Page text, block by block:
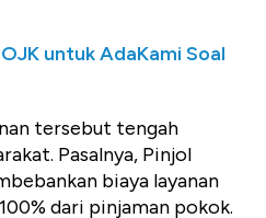
untuk AdaKami Soal
tersebut tengah
Pasalnya, Pinjol
biaya layanan
dari pinjaman pokok.